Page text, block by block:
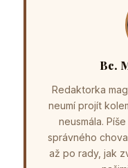
Bc.
Redaktorka
neumí projít
neusmála.
správného
až po rady, jak